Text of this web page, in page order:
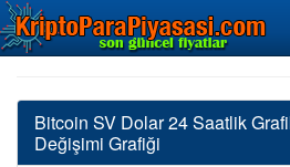
Bitcoin SV Dolar 24 Saatlik
Değişimi Grafiği